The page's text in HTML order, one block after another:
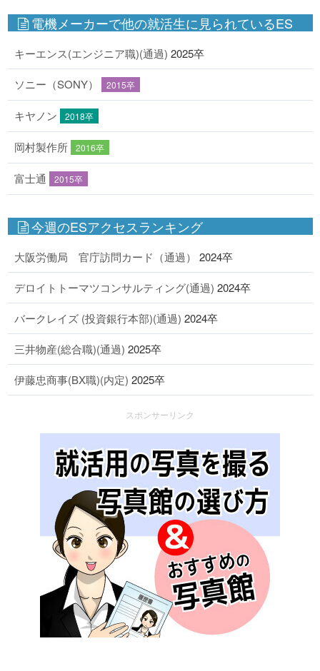
電機メーカーで他の就活生に見られているES
キーエンス(エンジニア職)(通過) 2025卒
ソニー（SONY） 2015卒
キヤノン 2018卒
岡村製作所 2016卒
富士通 2015卒
今週のESアクセスランキング
大阪労働局 官庁訪問カード（通過） 2024卒
デロイトトーマツコンサルティング(通過) 2024卒
バークレイズ (投資銀行本部)(通過) 2024卒
三井物産(総合職)(通過) 2025卒
伊藤忠商事(BX職)(内定) 2025卒
スポンサーリンク